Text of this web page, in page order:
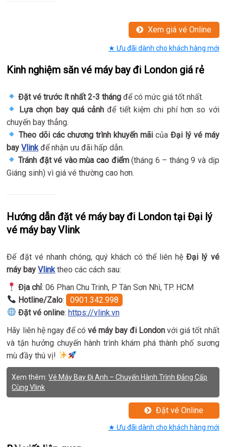
Xem giá vé Online
★ Ưu đãi dành cho khách hàng mới
Kinh nghiệm săn vé máy bay đi London giá rẻ
Đặt vé trước ít nhất 2-3 thángđể có mức giá tốt nhất.
Lựa chọn bay quá cảnh để tiết kiệm chi phí hơn so với
chuyến bay thẳng.
Theo dõi các chương trình khuyến mãicủa Đại lý vé máy
bayVlinkđể nhận ưu đãi hấp dẫn.
Tránh đặt vé vào mùa cao điểm(tháng 6 – tháng 9 và dịp
Giáng sinh) vì giá vé thường cao hơn.
Hướng dẫn đặt vé máy bay đi London tại Đại lý
vé máy bay Vlink
Để đặt vé nhanh chóng, quý khách có thể liên hệĐại lý vé
máy bayVlinktheo các cách sau:
Địa chỉ: 06 Phan Chu Trinh, P Tân Sơn Nhì, TP. HCM
Hotline/Zalo:
0901.342.998
Đặt vé online: https://vlink.vn
Hãy liên hệ ngay để có vé máy bay đi London với giá tốt nhất
và tận hưởng chuyến hành trình khám phá thành phố sương
mù đầy thú vị!
Xem thêm:Vé Máy Bay Đi Anh – Chuyến Hành Trình Đẳng Cấp
Cùng Vlink
Đặt vé Online
★ Ưu đãi dành cho khách hàng mới